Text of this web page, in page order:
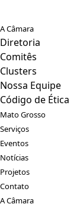
A Câmara
Diretoria
Comitês
Clusters
Nossa Equipe
Código de Ética
Mato Grosso
Serviços
Eventos
Notícias
Projetos
Contato
A Câmara